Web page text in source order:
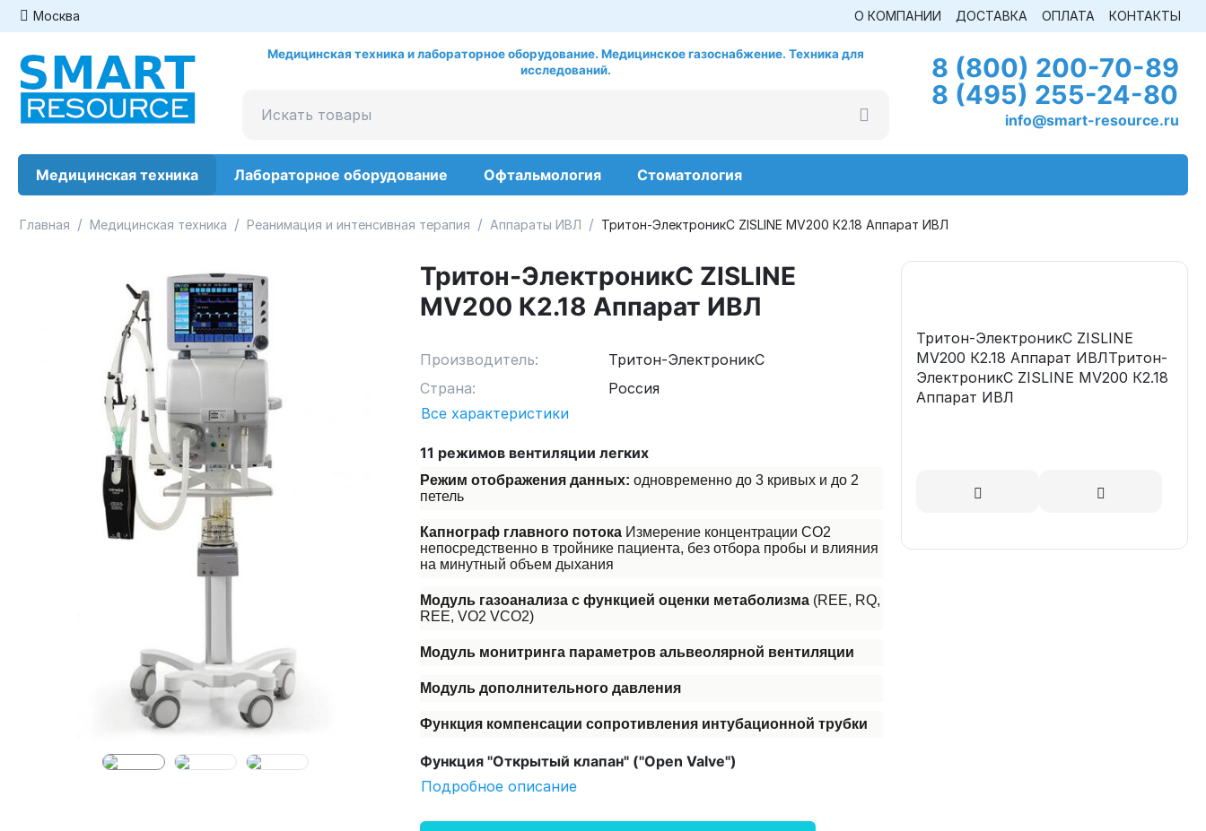
Москва О КОМПАНИИ ДОСТАВКА ОПЛАТА КОНТАКТЫ
Медицинская техника и лабораторное оборудование. Медицинское газоснабжение. Техника для
исследований.
8 (800) 200-70-89
8 (495) 255-24-80
info@smart-resource.ru
Медицинская техника Лабораторное оборудование Офтальмология Стоматология
Главная / Медицинская техника / Реанимация и интенсивная терапия / Аппараты ИВЛ / Тритон-ЭлектроникС ZISLINE МV200 К2.18 Аппарат ИВЛ
Тритон-ЭлектроникС ZISLINE
МV200 К2.18 Аппарат ИВЛ
Производитель:
Тритон-ЭлектроникС
Страна:
Россия
Все характеристики
11 режимов вентиляции легких
Режим отображения данных: одновременно до 3 кривых и до 2
петель
Капнограф главного потока Измерение концентрации СО2
непосредственно в тройнике пациента, без отбора пробы и влияния
на минутный объем дыхания
Модуль газоанализа с функцией оценки метаболизма (REE, RQ,
REE, VО2 VCО2)
Модуль монитринга параметров альвеолярной вентиляции
Модуль дополнительного давления
Функция компенсации сопротивления интубационной трубки
Функция "Открытый клапан" ("Open Valve")
Подробное описание
Тритон-ЭлектроникС ZISLINE
МV200 К2.18 Аппарат ИВЛТритон-
ЭлектроникС ZISLINE МV200 К2.18
Аппарат ИВЛ